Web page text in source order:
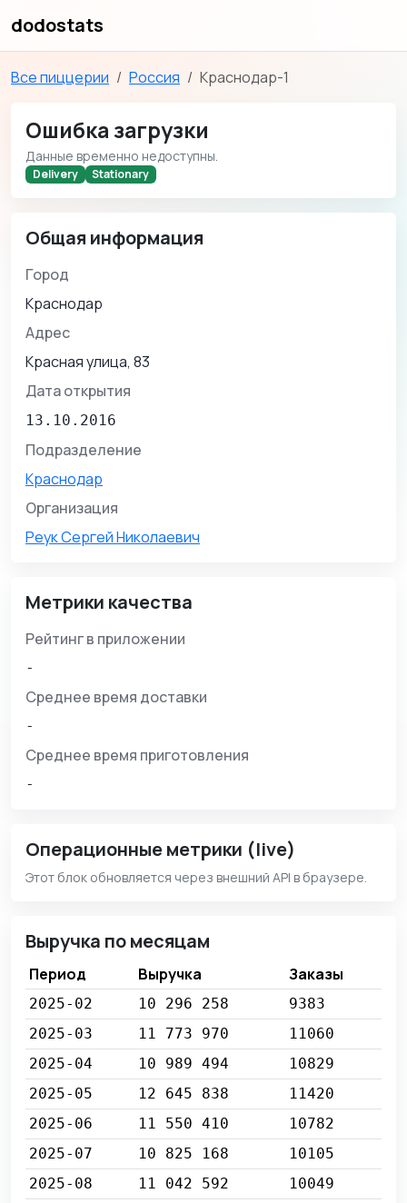
dodostats
Все пиццерии Россия Краснодар-1
Ошибка загрузки
Данные временно недоступны.
Delivery Stationary
Общая информация
Город
Краснодар
Адрес
Красная улица, 83
Дата открытия
13.10.2016
Подразделение
Краснодар
Организация
Реук Сергей Николаевич
Метрики качества
Рейтинг в приложении
-
Среднее время доставки
-
Среднее время приготовления
-
Операционные метрики (live)
Этот блок обновляется через внешний API в браузере.
Выручка по месяцам
Период Выручка Заказы
2025-02 10 296 258
9383
2025-03
11 773 970
11060
2025-04
10 989 494
10829
2025-05
12 645 838
11420
2025-06
11 550 410
10782
2025-07
10 825 168
10105
2025-08
11 042 592
10049